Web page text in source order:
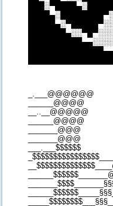
_.___@@@@@@
______@@@@
__..__@@@@@
______@@@@
_______@@@
_______@@@
___.___$$$$$$